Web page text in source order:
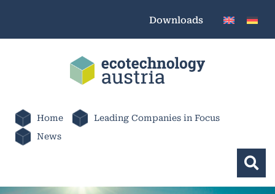
Downloads
Home
Leading Companies in Focus
News